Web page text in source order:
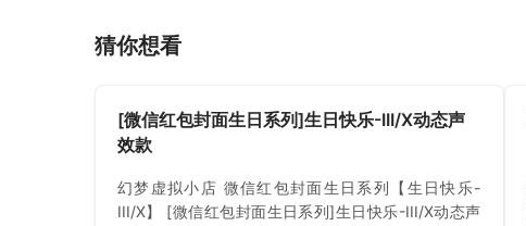
猜你想看
[微信红包封面生日系列]生日快乐-III/X动态声
效款
幻梦虚拟小店 微信红包封面生日系列【生日快乐-
III/X】 [微信红包封面生日系列]生日快乐-III/X动态声